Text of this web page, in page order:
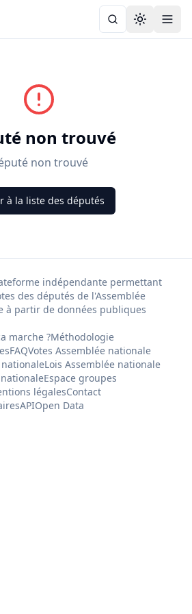
Toggle
non trouvé
non trouvé
à la liste des députés
indépendante permettant
des députés de l'Assemblée
à partir de données publiques
marche ?Méthodologie
FAQVotes Assemblée nationale
Lois Assemblée nationale
Espace groupes
légalesContact
APIOpen Data